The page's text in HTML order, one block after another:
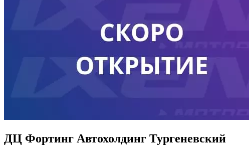
ДЦ Фортинг Автохолдинг Тургеневский